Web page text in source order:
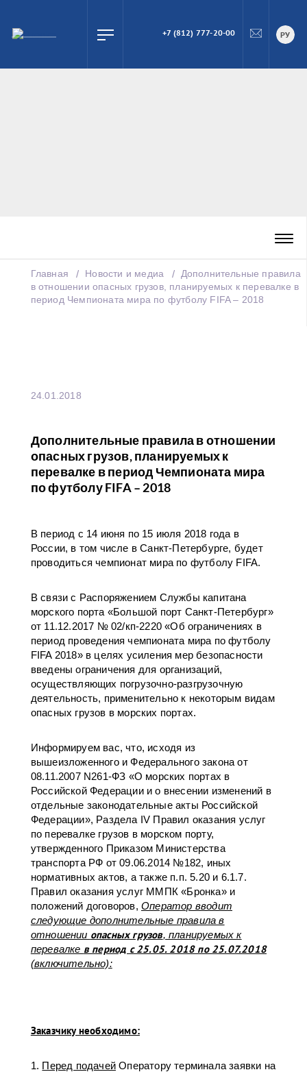
ПОИСК
+7 (812) 777-20-00 РУ
Главная Новости и медиа
Дополнительные правила
в отношении опасных грузов, планируемых к перевалке в
период Чемпионата мира по футболу FIFA – 2018
24.01.2018
Дополнительные правила в отношении
опасных грузов, планируемых к
перевалке в период Чемпионата мира
по футболу FIFA – 2018
В период с 14 июня по 15 июля 2018 года в
России, в том числе в Санкт-Петербурге, будет
проводиться чемпионат мира по футболу FIFA.
В связи с Распоряжением Службы капитана
морского порта «Большой порт Санкт-Петербург»
от 11.12.2017 № 02/кп-2220 «Об ограничениях в
период проведения чемпионата мира по футболу
FIFA 2018» в целях усиления мер безопасности
введены ограничения для организаций,
осуществляющих погрузочно-разгрузочную
деятельность, применительно к некоторым видам
опасных грузов в морских портах.
Информируем вас, что, исходя из
вышеизложенного и Федерального закона от
08.11.2007 N261-ФЗ «О морских портах в
Российской Федерации и о внесении изменений в
отдельные законодательные акты Российской
Федерации», Раздела IV Правил оказания услуг
по перевалке грузов в морском порту,
утвержденного Приказом Министерства
транспорта РФ от 09.06.2014 №182, иных
нормативных актов, а также п.п. 5.20 и 6.1.7.
Правил оказания услуг ММПК «Бронка» и
положений договоров, Оператор вводит
следующие дополнительные правила в
отношении опасных грузов, планируемых к
перевалке в период с 25.05. 2018 по 25.07.2018
(включительно):
Заказчику необходимо:
1. Перед подачей Оператору терминала заявки на